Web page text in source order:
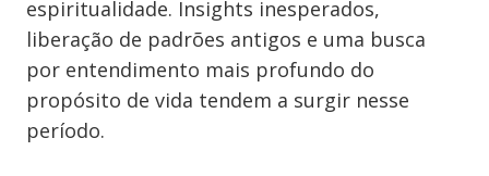
espiritualidade. Insights inesperados,
liberação de padrões antigos e uma busca
por entendimento mais profundo do
propósito de vida tendem a surgir nesse
período.